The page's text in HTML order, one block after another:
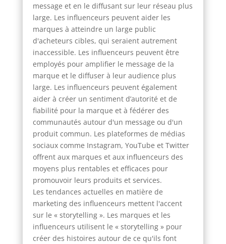
message et en le diffusant sur leur réseau plus
large. Les influenceurs peuvent aider les
marques à atteindre un large public
d'acheteurs cibles, qui seraient autrement
inaccessible. Les influenceurs peuvent être
employés pour amplifier le message de la
marque et le diffuser à leur audience plus
large. Les influenceurs peuvent également
aider à créer un sentiment d’autorité et de
fiabilité pour la marque et à fédérer des
communautés autour d'un message ou d'un
produit commun. Les plateformes de médias
sociaux comme Instagram, YouTube et Twitter
offrent aux marques et aux influenceurs des
moyens plus rentables et efficaces pour
promouvoir leurs produits et services.
Les tendances actuelles en matière de
marketing des influenceurs mettent l'accent
sur le « storytelling ». Les marques et les
influenceurs utilisent le « storytelling » pour
créer des histoires autour de ce qu'ils font